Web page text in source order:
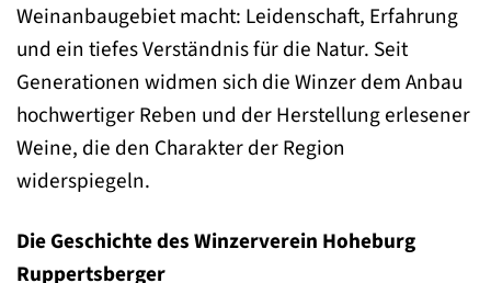
Weinanbaugebiet macht: Leidenschaft, Erfahrung
und ein tiefes Verständnis für die Natur. Seit
Generationen widmen sich die Winzer dem Anbau
hochwertiger Reben und der Herstellung erlesener
Weine, die den Charakter der Region
widerspiegeln.
Die Geschichte des Winzerverein Hoheburg
Ruppertsberger